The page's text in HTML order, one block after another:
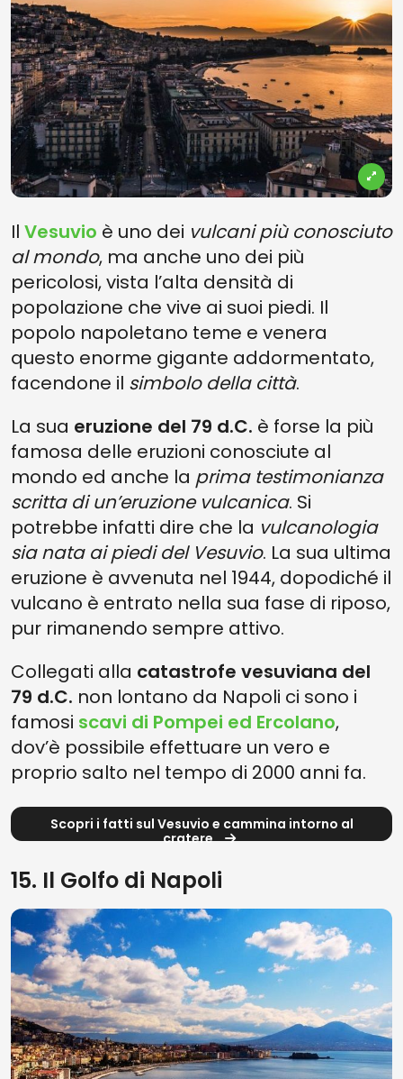
Il Vesuvio è uno dei vulcani più conosciuto
al mondo, ma anche uno dei più
pericolosi, vista l’alta densità di
popolazione che vive ai suoi piedi. Il
popolo napoletano teme e venera
questo enorme gigante addormentato,
facendone il simbolo della città.
La sua eruzione del 79 d.C. è forse la più
famosa delle eruzioni conosciute al
mondo ed anche la prima testimonianza
scritta di un’eruzione vulcanica. Si
potrebbe infatti dire che la vulcanologia
sia nata ai piedi del Vesuvio. La sua ultima
eruzione è avvenuta nel 1944, dopodiché il
vulcano è entrato nella sua fase di riposo,
pur rimanendo sempre attivo.
Collegati alla catastrofe vesuviana del
79 d.C. non lontano da Napoli ci sono i
famosi scavi di Pompei ed Ercolano,
dov’è possibile effettuare un vero e
proprio salto nel tempo di 2000 anni fa.
Scopri i fatti sul Vesuvio e cammina intorno al
cratere
15. Il Golfo di Napoli